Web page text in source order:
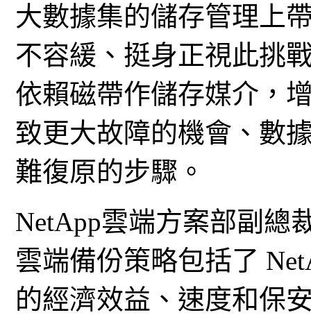
大數據集的儲存管理上
不容緩、挺身正視此挑
依賴磁帶作儲存媒介，
致更大故障的機會、數
難復原的步驟。
NetApp雲端方案部副總
雲端備份策略包括了
的經濟效益、速度和保